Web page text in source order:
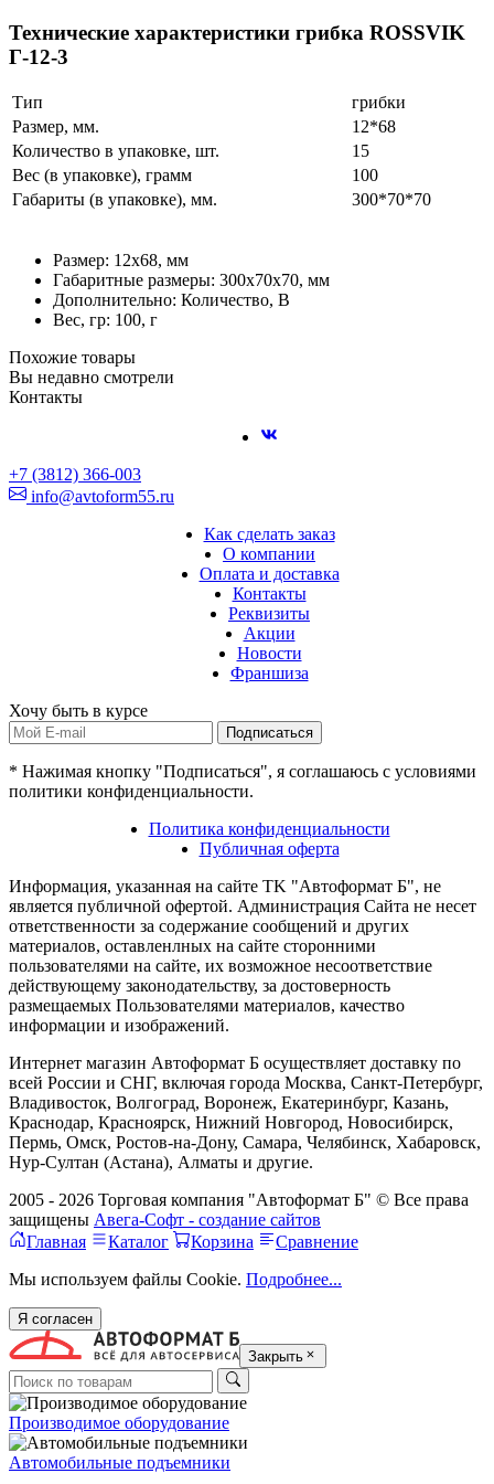
Технические характеристики грибка ROSSVIK
Г-12-3
Тип
грибки
Размер, мм.
12*68
Количество в упаковке, шт.
15
Вес (в упаковке), грамм
100
Габариты (в упаковке), мм.
300*70*70
Размер: 12х68, мм
Габаритные размеры: 300х70х70, мм
Дополнительно: Количество, В
Вес, гр: 100, г
Похожие товары
Вы недавно смотрели
Контакты
+7 (3812) 366-003
info@avtoform55.ru
Как сделать заказ
О компании
Оплата и доставка
Контакты
Реквизиты
Акции
Новости
Франшиза
Хочу быть в курсе
Подписаться
* Нажимая кнопку "Подписаться", я соглашаюсь с условиями
политики конфиденциальности.
Политика конфиденциальности
Публичная оферта
Информация, указанная на сайте TK "Автоформат Б", не
является публичной офертой. Администрация Сайта не несет
ответственности за содержание сообщений и других
материалов, оставленлных на сайте сторонними
пользователями на сайте, их возможное несоответствие
действующему законодательству, за достоверность
размещаемых Пользователями материалов, качество
информации и изображений.
Интернет магазин Автоформат Б осуществляет доставку по
всей России и СНГ, включая города Москва, Санкт-Петербург,
Владивосток, Волгоград, Воронеж, Екатеринбург, Казань,
Краснодар, Красноярск, Нижний Новгород, Новосибирск,
Пермь, Омск, Ростов-на-Дону, Самара, Челябинск, Хабаровск,
Нур-Султан (Астана), Алматы и другие.
2005 - 2026 Торговая компания "Автоформат Б" © Все права
защищены Авега-Софт - создание сайтов
Главная
Каталог Корзина
Сравнение
Мы используем файлы Cookie. Подробнее...
Я согласен
Закрыть
Производимое оборудование
Автомобильные подъемники